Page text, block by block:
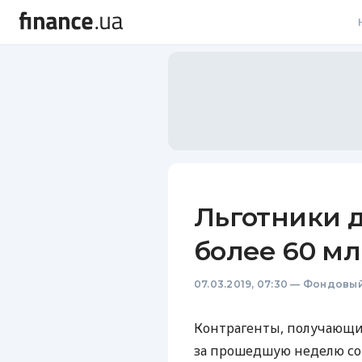
Льготники
более 60
07.03.2019, 07:30 —
Контрагенты,
за прошедшую неделю